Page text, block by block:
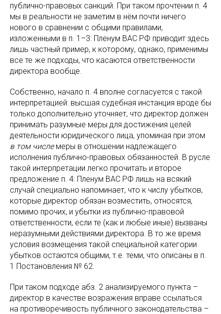
публично-правовых санкций. При таком прочтении п. 4
мы в реальности не заметим в нём почти ничего
нового в сравнении с общими правилами,
изложенными в п. 1–3: Пленум ВАС РФ приводит здесь
лишь частный пример, к которому, однако, применимы
все те же подходы, что касаются ответственности
директора вообще.
Собственно, начало п. 4 вполне согласуется с такой
интерпретацией: высшая судебная инстанция вроде бы
только дополнительно уточняет, что директор должен
принимать разумные меры для достижения целей
деятельности юридического лица, упоминая при этом
в том числемеры в отношении надлежащего
исполнения публично-правовых обязанностей. В русле
такой интерпретации легко прочитать и второе
предложение п. 4: Пленум ВАС РФ лишь на всякий
случай специально напоминает, что к числу убытков,
которые директор обязан возместить, относятся,
помимо прочих, и убытки из публично-правовой
ответственности, если те (как и любые иные) вызваны
неразумными действиями директора. В то же время
условия возмещения такой специальной категории
убытков остаются общими, т.е. теми, что описаны в п.
1 Постановления № 62.
При таком подходе абз. 2 анализируемого пункта –
директор в качестве возражения вправе ссылаться
на противоречивость публичного законодательства –